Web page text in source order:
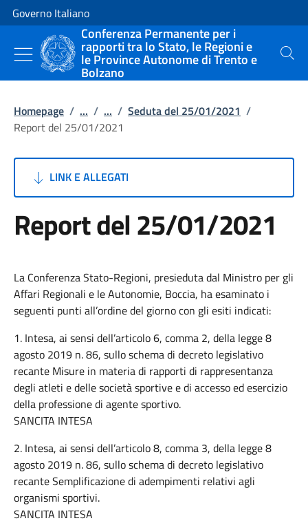
Vai al contenuto
Vai alla navigazione del sito
Governo Italiano
Conferenza Permanente per i
rapporti tra lo Stato, le Regioni e
le Province Autonome di Trento e
Bolzano
Cerca
Homepage / ... / ... / Seduta del 25/01/2021 /
Report del 25/01/2021
LINK E ALLEGATI
Report del 25/01/2021
La Conferenza Stato-Regioni, presieduta dal Ministro per gli
Affari Regionali e le Autonomie, Boccia, ha esaminato i
seguenti punti all’ordine del giorno con gli esiti indicati:
1. Intesa, ai sensi dell’articolo 6, comma 2, della legge 8
agosto 2019 n. 86, sullo schema di decreto legislativo
recante Misure in materia di rapporti di rappresentanza
degli atleti e delle società sportive e di accesso ed esercizio
della professione di agente sportivo.
SANCITA INTESA
2. Intesa, ai sensi dell’articolo 8, comma 3, della legge 8
agosto 2019 n. 86, sullo schema di decreto legislativo
recante Semplificazione di adempimenti relativi agli
organismi sportivi.
SANCITA INTESA